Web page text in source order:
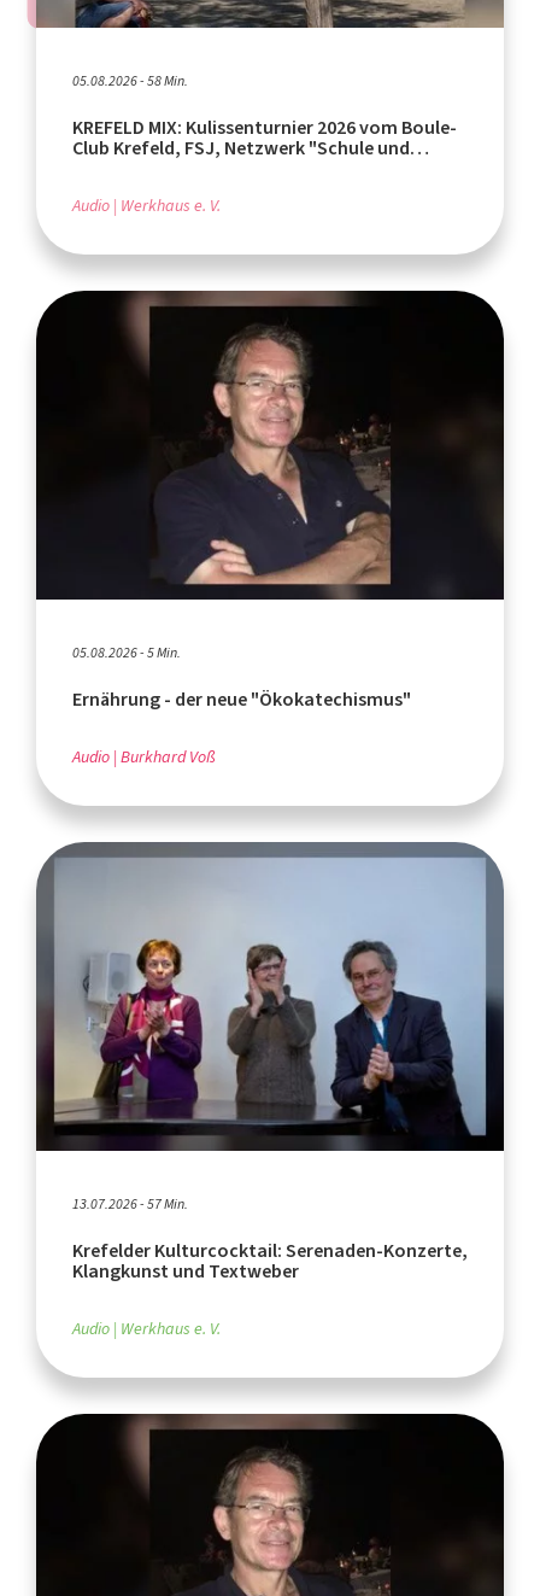
05.08.2026 - 58 Min.
KREFELD MIX: Kulissenturnier 2026 vom Boule-
Club Krefeld, FSJ, Netzwerk "Schule und
Audio Werkhaus e. V.
05.08.2026 - 5 Min.
Ernährung - der neue "Ökokatechismus"
Audio Burkhard Voß
13.07.2026 - 57 Min.
Krefelder Kulturcocktail: Serenaden-Konzerte,
Klangkunst und Textweber
Audio Werkhaus e. V.